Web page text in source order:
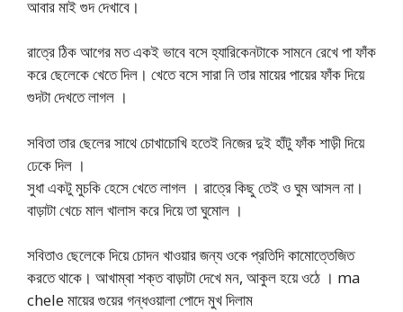
আবার মাই গুদ দেখাবে।
রাত্রে ঠিক আগের মত একই ভাবে বসে হ্যারিকেনটাকে সামনে রেখে পা ফাঁক
করে ছেলেকে খেতে দিল। খেতে বসে সারা নি তার মায়ের পায়ের ফাঁক দিয়ে
গুদটা দেখতে লাগল ।
সবিতা তার ছেলের সাথে চোখাচোখি হতেই নিজের দুই হাঁটু ফাঁক শাড়ী দিয়ে
ঢেকে দিল ।
সুধা একটু মুচকি হেসে খেতে লাগল । রাত্রে কিছু তেই ও ঘুম আসল না।
বাড়াটা খেচে মাল খালাস করে দিয়ে তা ঘুমোল ।
সবিতাও ছেলেকে দিয়ে চোদন খাওয়ার জন্য ওকে প্রতিদি কামোত্তেজিত
করতে থাকে। আখাম্বা শক্ত বাড়াটা দেখে মন, আকুল হয়ে ওঠে । ma
chele মায়ের গুয়ের গন্ধওয়ালা পোদে মুখ দিলাম